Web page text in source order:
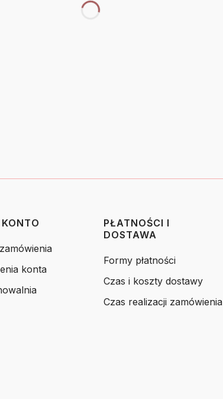
konta
PŁATNOŚCI I
DOSTAWA
Formy płatności
Czas i koszty dostawy
Czas realizacji zamówienia